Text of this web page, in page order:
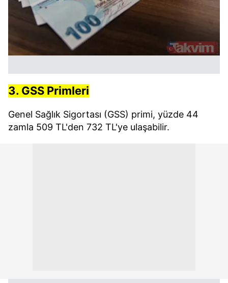
3. GSS Primleri
Genel Sağlık Sigortası (GSS) primi, yüzde 44
zamla 509 TL'den 732 TL'ye ulaşabilir.